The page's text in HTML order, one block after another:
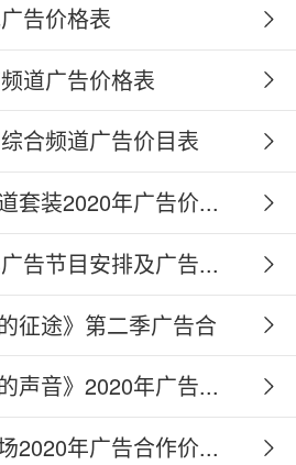
告价格表
道广告价格表
合频道广告价目表
套装2020年广告价...
告节目安排及广告...
征途》第二季广告合
声音》2020年广告...
2020年广告合作价...